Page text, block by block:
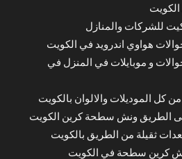
للشركات والمنازل
هواوي اندرويد في الكويت
و موبايلات في المنزل في
كل الموديلات والالوان بالكويت
الطريق ونش سطحة كرين الكويت
ثقيلة من الطريق بالكويت
كرين سطحة في الكويت